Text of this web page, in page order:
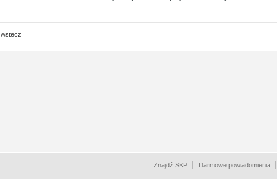
wstecz
Znajdź SKP Darmowe powiadomienia